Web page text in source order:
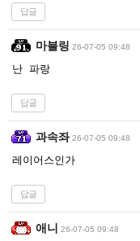
답글
마블링 26-07-05 09:48
난 파랑
답글
과속좌 26-07-05 09:48
레이어스인가
답글
애니 26-07-05 09:48